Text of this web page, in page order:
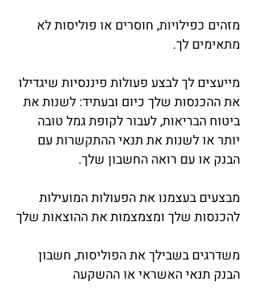
מזהים כפילויות, חוסרים או פוליסות לא
מתאימים לך.
מייעצים לך לבצע פעולות פיננסיות שיגדילו
את ההכנסות שלך כיום ובעתיד: לשנות את
ביטוח הבריאות, לעבור לקופת גמל טובה
יותר או לשנות את תנאי ההתקשרות עם
הבנק או עם רואה החשבון שלך.
מבצעים בעצמנו את הפעולות המועילות
להכנסות שלך ומצמצמות את ההוצאות שלך
משדרגים בשבילך את הפוליסות, חשבון
הבנק תנאי האשראי או ההשקעה